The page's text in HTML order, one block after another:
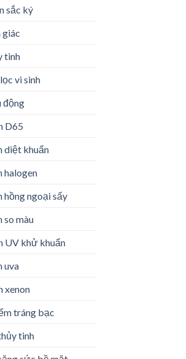
sắc ký
giác
tinh
vi sinh
động
D65
diệt khuẩn
halogen
hồng ngoại sấy
so màu
UV khử khuẩn
uva
xenon
tráng bạc
tinh